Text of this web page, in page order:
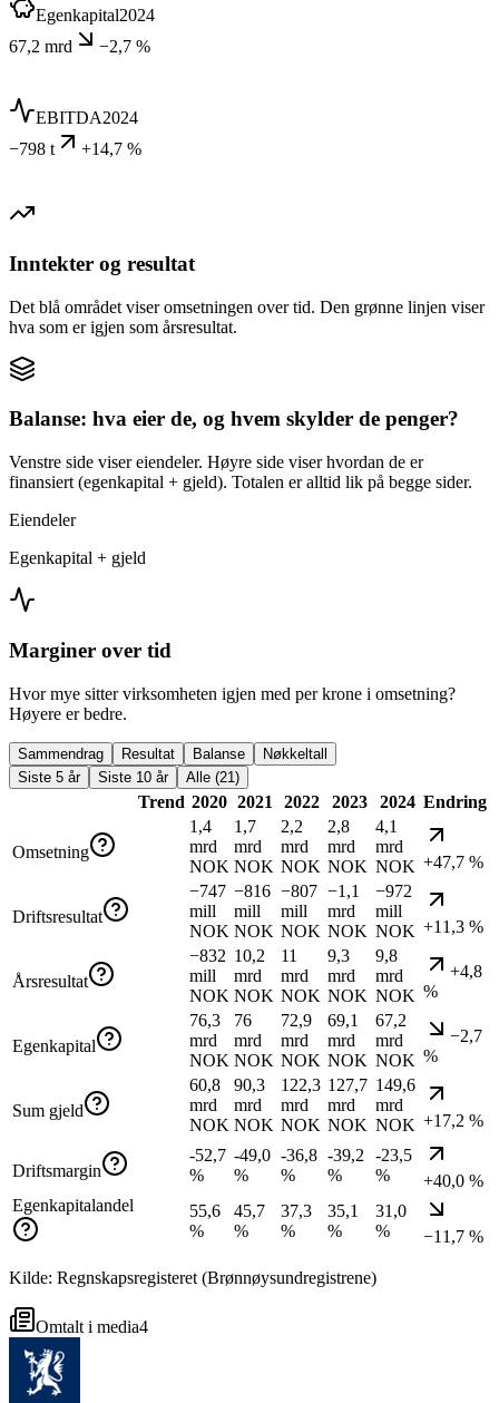
Egenkapital2024
67,2 mrd
−2,7 %
EBITDA2024
−798 t
+14,7 %
Inntekter og resultat
Det blå området viser omsetningen over tid. Den grønne linjen viser
hva som er igjen som årsresultat.
Balanse: hva eier de, og hvem skylder de penger?
Venstre side viser eiendeler. Høyre side viser hvordan de er
finansiert (egenkapital + gjeld). Totalen er alltid lik på begge sider.
Eiendeler
Egenkapital + gjeld
Marginer over tid
Hvor mye sitter virksomheten igjen med per krone i omsetning?
Høyere er bedre.
Sammendrag Resultat Balanse
Nøkkeltall
Siste 5 år
Siste 10 år Alle (21)
Trend 2020 2021 2022 2023 2024 Endring
Omsetning
1,4
mrd
NOK
1,7
mrd
NOK
2,2
mrd
NOK
2,8
mrd
NOK
4,1
mrd
NOK +47,7 %
Driftsresultat
−747
mill
NOK
−816
mill
NOK
−807
mill
NOK
−1,1
mrd
NOK
−972
mill
NOK +11,3 %
Årsresultat
−832
mill
NOK
10,2
mrd
NOK
11
mrd
NOK
9,3
mrd
NOK
9,8
mrd
NOK
+4,8
%
Egenkapital
76,3
mrd
NOK
76
mrd
NOK
72,9
mrd
NOK
69,1
mrd
NOK
67,2
mrd
NOK
−2,7
%
Sum gjeld
60,8
mrd
NOK
90,3
mrd
NOK
122,3
mrd
NOK
127,7
mrd
NOK
149,6
mrd
NOK +17,2 %
Driftsmargin
-52,7
%
-49,0
%
-36,8
%
-39,2
%
-23,5
%
+40,0 %
Egenkapitalandel
55,6
%
45,7
%
37,3
%
35,1
%
31,0
%
−11,7 %
Kilde: Regnskapsregisteret (Brønnøysundregistrene)
Omtalt i media4